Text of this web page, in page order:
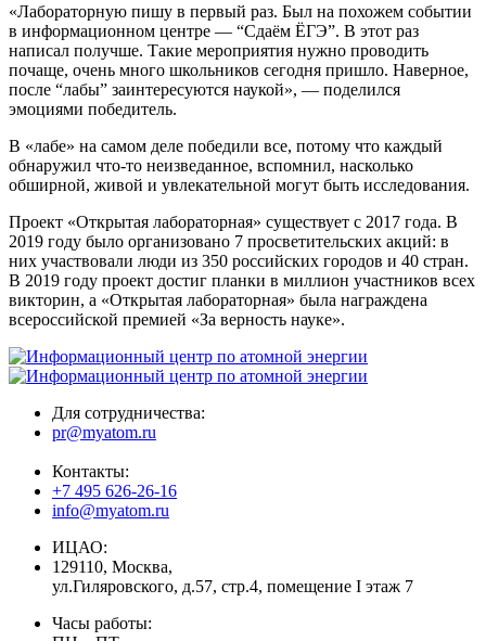
«Лабораторную пишу в первый раз. Был на похожем событии
в информационном центре — “Сдаём ЁГЭ”. В этот раз
написал получше. Такие мероприятия нужно проводить
почаще, очень много школьников сегодня пришло. Наверное,
после “лабы” заинтересуются наукой», — поделился
эмоциями победитель.
В «лабе» на самом деле победили все, потому что каждый
обнаружил что-то неизведанное, вспомнил, насколько
обширной, живой и увлекательной могут быть исследования.
Проект «Открытая лабораторная» существует с 2017 года. В
2019 году было организовано 7 просветительских акций: в
них участвовали люди из 350 российских городов и 40 стран.
В 2019 году проект достиг планки в миллион участников всех
викторин, а «Открытая лабораторная» была награждена
всероссийской премией «За верность науке».
Для сотрудничества:
pr@myatom.ru
Контакты:
+7 495 626-26-16
info@myatom.ru
ИЦАО:
129110, Москва,
ул.Гиляровского, д.57, стр.4, помещение I этаж 7
Часы работы: